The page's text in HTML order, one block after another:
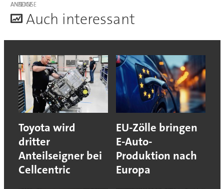
ANZEIGE
Auch interessant
Toyota wird
dritter
Anteilseigner bei
Cellcentric
EU-Zölle bringen
E-Auto-
Produktion nach
Europa